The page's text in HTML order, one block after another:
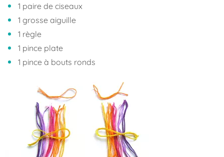
1 paire de ciseaux
1 grosse aiguille
1 règle
1 pince plate
1 pince à bouts ronds